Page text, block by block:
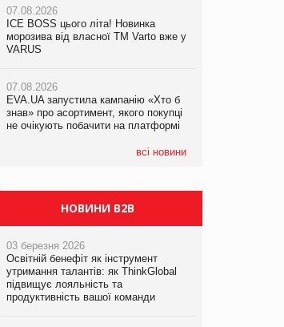
07.08.2026
ICE BOSS цього літа! Новинка
морозива від власної ТМ Varto вже у
VARUS
07.08.2026
EVA.UA запустила кампанію «Хто б
знав» про асортимент, якого покупці
не очікують побачити на платформі
всі новини
07.08.2026
Франція заборонила рекламні дзвінки
07.08.2026
Франція заборонила рекламні дзвінки
НОВИНИ B2B
03 березня 2026
Освітній бенефіт як інструмент
утримання талантів: як ThinkGlobal
підвищує лояльність та
продуктивність вашої команди